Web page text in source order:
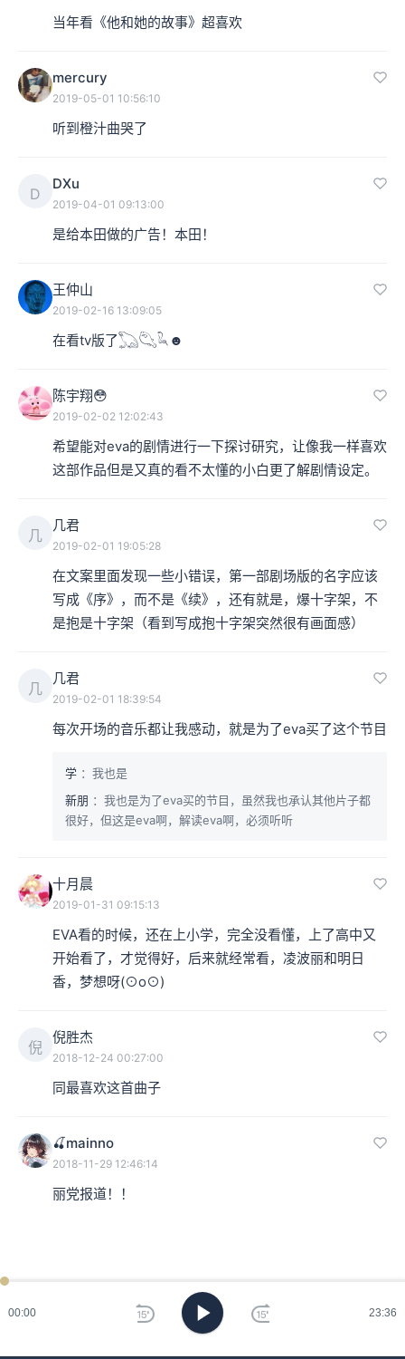
00:00 23:36
3日首次在日本TBS电视台播出，共36集；与《超时空世纪》、《超时
空骑团》合称为“超时空系列”，为超时空系列的第一部。同时也是超时
空要塞系列第一作。
后来，在杂志上看到了一个招募的通知，招募画师，然后
他就去了，去之后发现这作品是宫崎骏的吉卜力工作室的
《风之谷》，都是非常知名的作品。
当年看《他和她的故事》超喜欢
mercury
2019-05-01 10:56:10
听到橙汁曲哭了
D
DXu
2019-04-01 09:13:00
是给本田做的广告！本田！
王仲山
2019-02-16 13:09:05
在看tv版了𓆏𓆡𓆗☻
陈宇翔😳
2019-02-02 12:02:43
希望能对eva的剧情进行一下探讨研究，让像我一样喜欢
这部作品但是又真的看不太懂的小白更了解剧情设定。
几
几君
2019-02-01 19:05:28
在文案里面发现一些小错误，第一部剧场版的名字应该
写成《序》，而不是《续》，还有就是，爆十字架，不
是抱是十字架（看到写成抱十字架突然很有画面感）
几
几君
2019-02-01 18:39:54
每次开场的音乐都让我感动，就是为了eva买了这个节目
学 ：我也是
新朋 ：我也是为了eva买的节目，虽然我也承认其他片子都
很好，但这是eva啊，解读eva啊，必须听听
十月晨
2019-01-31 09:15:13
EVA看的时候，还在上小学，完全没看懂，上了高中又
开始看了，才觉得好，后来就经常看，凌波丽和明日
香，梦想呀(⊙o⊙)
倪
倪胜杰
2018-12-24 00:27:00
同最喜欢这首曲子
🍒mainno
2018-11-29 12:46:14
丽党报道！！